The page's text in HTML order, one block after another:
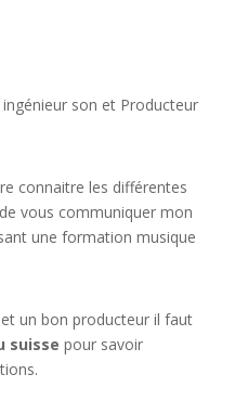
ingénieur son et Producteur
connaitre les différentes
vous communiquer mon
une formation musique
un bon producteur il faut
suisse pour savoir